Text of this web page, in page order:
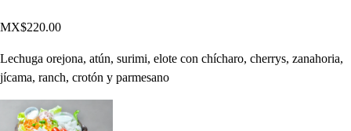
MX$220.00
Lechuga orejona, atún, surimi, elote con chícharo, cherrys, zanahoria,
jícama, ranch, crotón y parmesano